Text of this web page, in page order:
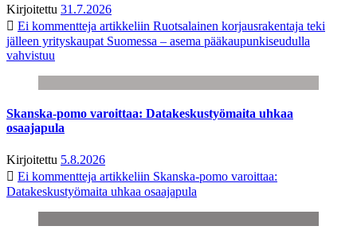
Kirjoitettu 31.7.2026
Ei kommentteja artikkeliin Ruotsalainen korjausrakentaja teki
jälleen yrityskaupat Suomessa – asema pääkaupunkiseudulla
vahvistuu
Skanska-pomo varoittaa: Datakeskustyömaita uhkaa
osaajapula
Kirjoitettu 5.8.2026
Ei kommentteja artikkeliin Skanska-pomo varoittaa:
Datakeskustyömaita uhkaa osaajapula